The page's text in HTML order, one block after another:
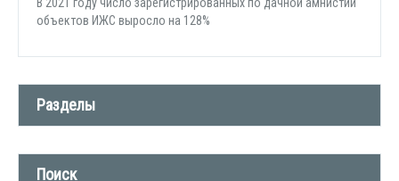
объектов ИЖС выросло на 128%
Разделы
Новости компании (509)
Поиск